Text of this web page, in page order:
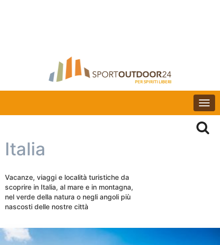
Italia
Vacanze, viaggi e località turistiche da
scoprire in Italia, al mare e in montagna,
nel verde della natura o negli angoli più
nascosti delle nostre città